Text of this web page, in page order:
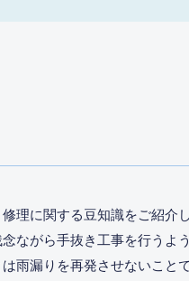
理に関する豆知識をご紹介
ながら手抜き工事を行うよ
雨漏りを再発させないこ